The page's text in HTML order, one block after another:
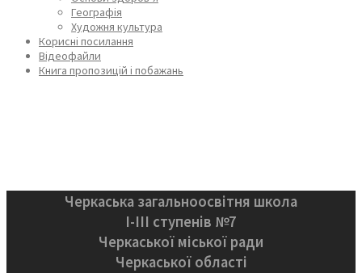
Географія
Художня культура
Корисні посилання
Відеофайли
Книга пропозицій і побажань
Черкаська загальноосвітня школа
І-ІІІ ступенів №7
Черкаської міської ради
Черкаської області